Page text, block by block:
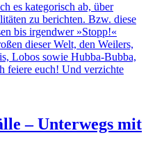
es kategorisch ab, über
zu berichten. Bzw. diese
bis irgendwer »Stopp!«
dieser Welt, den Weilers,
Lobos sowie Hubba-Bubba,
feiere euch! Und verzichte
– Unterwegs mit